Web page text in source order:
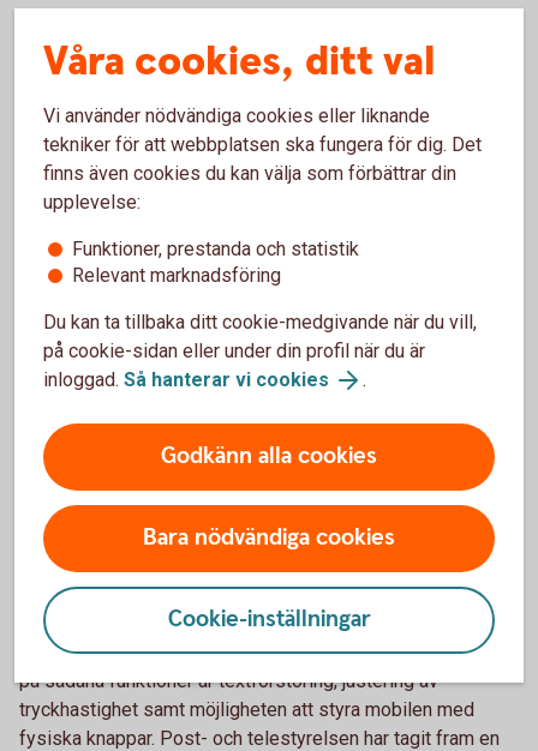
Vissa motoriska svårigheter
Om du har vissa motoriska svårigheter finns det
olika funktioner och hjälpmedel som kan göra det
enklare för dig att sköta dina bankärenden.
med hjälp av tangentbordet.
Våra webbplatser som
snapphanebygdenssparbank.se, internetbanken
och apparna följer en struktur som är enkel att
följa.
För den som har vissa talsvårigheter finns
särskild programvara som kan underlätta vid
telefon- och videosamtal.
Tillgänglighetsfunktioner i mobilen
Mobiltelefoner erbjuder en rad tillgänglighetsfunktioner
som gör det enklare för alla att använda enheten. Exempel
på sådana funktioner är textförstoring, justering av
tryckhastighet samt möjligheten att styra mobilen med
fysiska knappar. Post- och telestyrelsen har tagit fram en
Våra cookies, ditt val
Vi använder nödvändiga cookies eller liknande
tekniker för att webbplatsen ska fungera för dig. Det
finns även cookies du kan välja som förbättrar din
upplevelse:
Funktioner, prestanda och statistik
Relevant marknadsföring
Du kan ta tillbaka ditt cookie-medgivande när du vill,
på cookie-sidan eller under din profil när du är
inloggad. Så hanterar vi cookies .
Godkänn alla cookies
Bara nödvändiga cookies
Cookie-inställningar